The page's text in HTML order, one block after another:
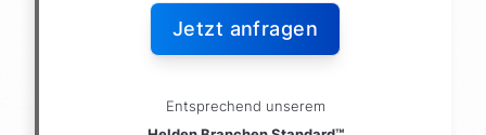
Jetzt anfragen
Entsprechend unserem